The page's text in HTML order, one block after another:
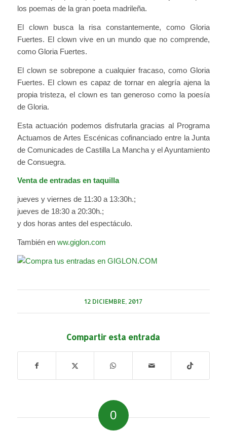
los poemas de la gran poeta madrileña.
El clown busca la risa constantemente, como Gloria
Fuertes. El clown vive en un mundo que no comprende,
como Gloria Fuertes.
El clown se sobrepone a cualquier fracaso, como Gloria
Fuertes. El clown es capaz de tornar en alegría ajena la
propia tristeza, el clown es tan generoso como la poesía
de Gloria.
Esta actuación podemos disfrutarla gracias al Programa
Actuamos de Artes Escénicas cofinanciado entre la Junta
de Comunicades de Castilla La Mancha y el Ayuntamiento
de Consuegra.
Venta de entradas en taquilla
jueves y viernes de 11:30 a 13:30h.;
jueves de 18:30 a 20:30h.;
y dos horas antes del espectáculo.
También en ww.giglon.com
12 DICIEMBRE, 2017
Compartir esta entrada
0